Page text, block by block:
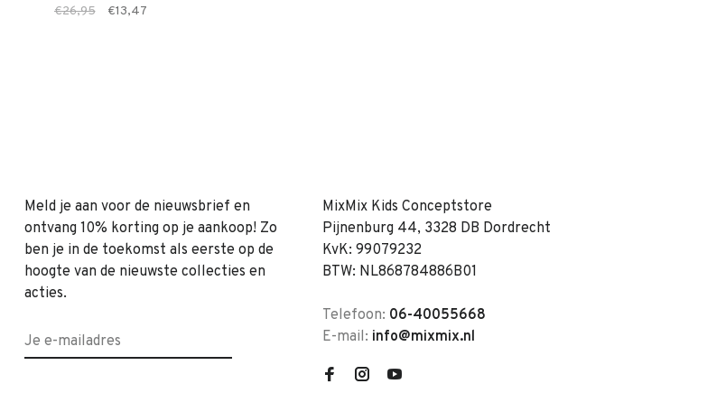
€26,95 €13,47
Meld je aan voor de nieuwsbrief en
ontvang 10% korting op je aankoop! Zo
ben je in de toekomst als eerste op de
hoogte van de nieuwste collecties en
acties.
MixMix Kids Conceptstore
Pijnenburg 44, 3328 DB Dordrecht
KvK: 99079232
BTW: NL868784886B01
Telefoon: 06-40055668
E-mail: info@mixmix.nl